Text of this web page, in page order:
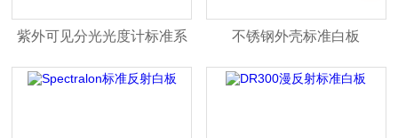
紫外可见分光光度计标准系
统
不锈钢外壳标准白板